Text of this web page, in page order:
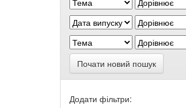
Почати новий пошук
Додати фільтри: